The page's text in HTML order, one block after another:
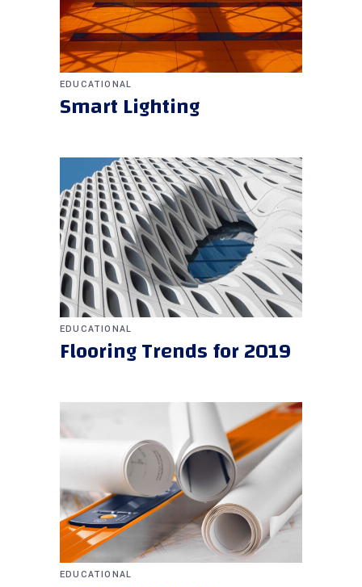
EDUCATIONAL
Smart Lighting
EDUCATIONAL
Flooring Trends for 2019
EDUCATIONAL